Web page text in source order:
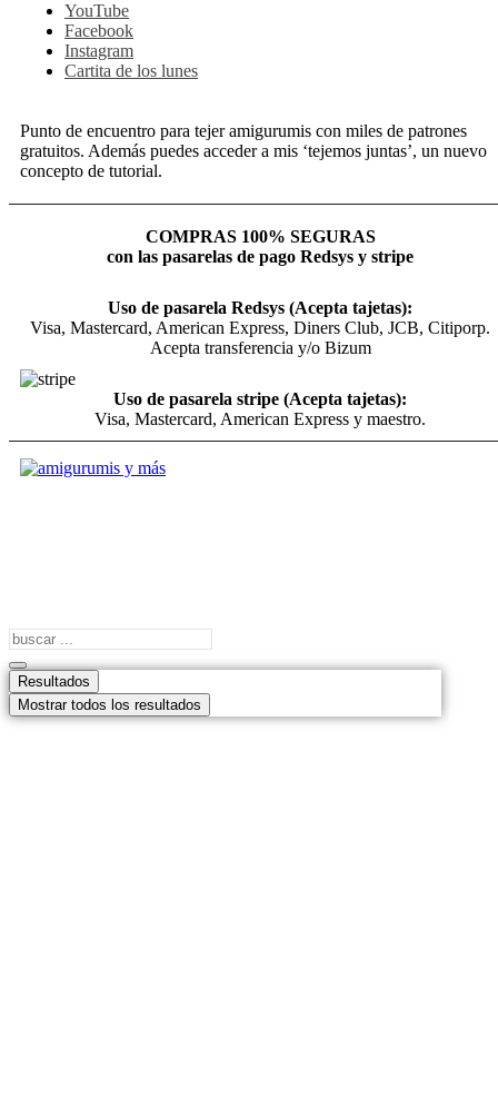
YouTube
Facebook
Instagram
Cartita de los lunes
Punto de encuentro para tejer amigurumis con miles de patrones
gratuitos. Además puedes acceder a mis ‘tejemos juntas’, un nuevo
concepto de tutorial.
COMPRAS 100% SEGURAS
con las pasarelas de pago Redsys y stripe
Uso de pasarela Redsys (Acepta tajetas):
Visa, Mastercard, American Express, Diners Club, JCB, Citiporp.
Acepta transferencia y/o Bizum
Uso de pasarela stripe (Acepta tajetas):
Visa, Mastercard, American Express y maestro.
Search
Resultados
Mostrar todos los resultados